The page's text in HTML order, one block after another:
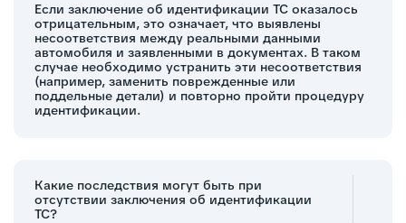
Если заключение об идентификации ТС оказалось
отрицательным, это означает, что выявлены
несоответствия между реальными данными
автомобиля и заявленными в документах. В таком
случае необходимо устранить эти несоответствия
(например, заменить поврежденные или
поддельные детали) и повторно пройти процедуру
идентификации.
Какие последствия могут быть при
отсутствии заключения об идентификации
ТС?